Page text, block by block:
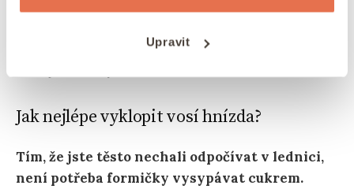
Upravit
Jak nejlépe vyklopit vosí hnízda?
Tím, že jste těsto nechali odpočívat v lednici,
není potřeba formičky vysypávat cukrem.